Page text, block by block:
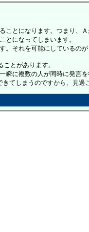
とになります。つまり、
とになってしまいます。
それを可能にしているのが
とがあります。
に複数の人が同時に発言
てしまうのですから、見過